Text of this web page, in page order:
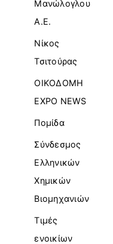
Μανώλογλου
Α.Ε.
Νίκος
Τσιτούρας
ΟΙΚΟΔΟΜΗ
EXPO NEWS
Πομίδα
Σύνδεσμος
Ελληνικών
Χημικών
Βιομηχανιών
Τιμές
ενοικίων